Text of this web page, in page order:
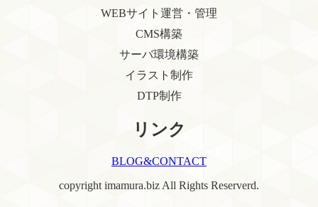
WEBサイト運営・管理
CMS構築
サーバ環境構築
イラスト制作
DTP制作
リンク
BLOG&CONTACT
copyright imamura.biz All Rights Reserverd.